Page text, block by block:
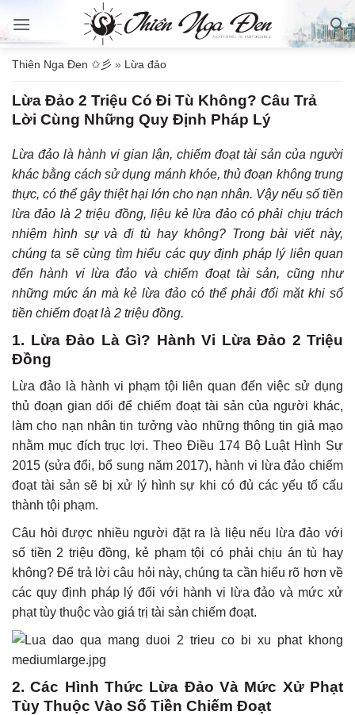
qua
dungThiên Nga Đen ✩彡 » Lừa đảo
Lừa Đảo 2 Triệu Có Đi Tù Không? Câu Trả
Lời Cùng Những Quy Định Pháp Lý
Lừa đảo là hành vi gian lận, chiếm đoạt tài sản của người
khác bằng cách sử dụng mánh khóe, thủ đoạn không trung
thực, có thể gây thiệt hại lớn cho nạn nhân. Vậy nếu số tiền
lừa đảo là 2 triệu đồng, liệu kẻ lừa đảo có phải chịu trách
nhiệm hình sự và đi tù hay không? Trong bài viết này,
chúng ta sẽ cùng tìm hiểu các quy định pháp lý liên quan
đến hành vi lừa đảo và chiếm đoạt tài sản, cũng như
những mức án mà kẻ lừa đảo có thể phải đối mặt khi số
tiền chiếm đoạt là 2 triệu đồng.
1. Lừa Đảo Là Gì? Hành Vi Lừa Đảo 2 Triệu
Đồng
Lừa đảo là hành vi phạm tội liên quan đến việc sử dụng
thủ đoạn gian dối để chiếm đoạt tài sản của người khác,
làm cho nạn nhân tin tưởng vào những thông tin giả mạo
nhằm mục đích trục lợi. Theo Điều 174 Bộ Luật Hình Sự
2015 (sửa đổi, bổ sung năm 2017), hành vi lừa đảo chiếm
đoạt tài sản sẽ bị xử lý hình sự khi có đủ các yếu tố cấu
thành tội phạm.
Câu hỏi được nhiều người đặt ra là liệu nếu lừa đảo với
số tiền 2 triệu đồng, kẻ phạm tội có phải chịu án tù hay
không? Để trả lời câu hỏi này, chúng ta cần hiểu rõ hơn về
các quy định pháp lý đối với hành vi lừa đảo và mức xử
phạt tùy thuộc vào giá trị tài sản chiếm đoạt.
2. Các Hình Thức Lừa Đảo Và Mức Xử Phạt
Tùy Thuộc Vào Số Tiền Chiếm Đoạt